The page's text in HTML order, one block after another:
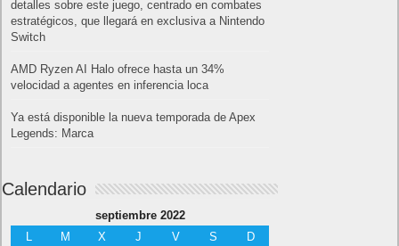
detalles sobre este juego, centrado en combates
estratégicos, que llegará en exclusiva a Nintendo
Switch
AMD Ryzen AI Halo ofrece hasta un 34%
velocidad a agentes en inferencia loca
Ya está disponible la nueva temporada de Apex
Legends: Marca
Calendario
septiembre 2022
L
M X J V S D